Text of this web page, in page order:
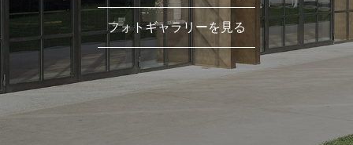
フォトギャラリーを見る